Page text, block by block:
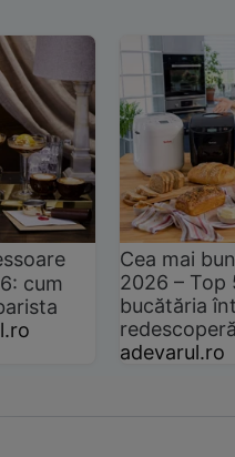
cum
Cea mai
2026 –
bucătăria
adevarul.ro